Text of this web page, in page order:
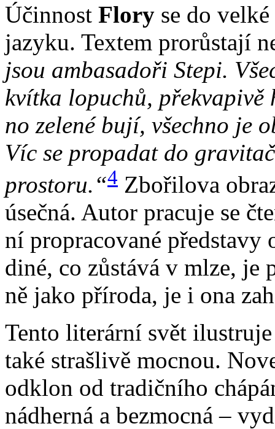
Účin­nost Flo­ry se do
ja­zy­ku. Tex­tem pro­růs­ta­jí
jsou am­ba­sa­do­ři Ste­pi.
kvít­ka lo­pu­chů, pře­kva­pi­vě
no ze­le­né bu­jí, všech­no je
Víc se pro­pa­dat do
prosto­ru.“4 Zbo­ři­lo­va
úseč­ná. Au­tor pra­cu­je se
ní pro­pra­co­va­né
di­né, co zů­stá­vá v ml­ze, je
ně ja­ko pří­ro­da, je i ona
Ten­to li­te­rár­ní svět
ta­ké straš­li­vě moc­nou.
od­klon od tra­dič­ní­ho
nád­her­ná a bez­moc­ná –